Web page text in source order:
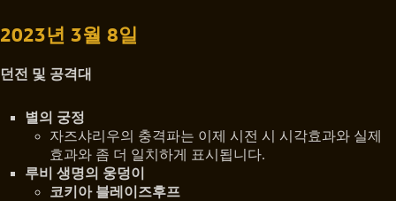
2023년 3월 8일
던전 및 공격대
별의 궁정
자즈샤리우의 충격파는 이제 시전 시 시각효과와 실제
효과와 좀 더 일치하게 표시됩니다.
루비 생명의 웅덩이
코키아 블레이즈후프